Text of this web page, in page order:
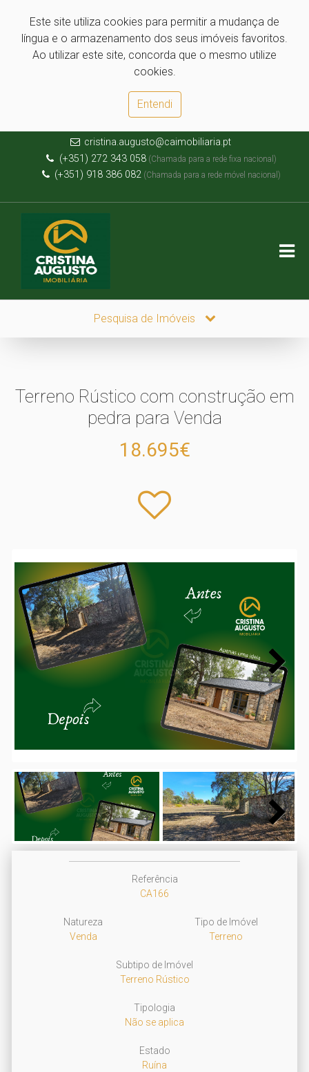
Este site utiliza cookies para permitir a mudança de
língua e o armazenamento dos seus imóveis favoritos.
Ao utilizar este site, concorda que o mesmo utilize
cookies.
Entendi
cristina.augusto@caimobiliaria.pt
(+351) 272 343 058(Chamada para a rede fixa nacional)
(+351) 918 386 082 (Chamada para a rede móvel nacional)
Pesquisa de Imóveis
Terreno Rústico com construção em
pedra para Venda
18.695€
Next
Next
Referência
CA166
Natureza
Venda
Tipo de Imóvel
Terreno
Subtipo de Imóvel
Terreno Rústico
Tipologia
Não se aplica
Estado
Ruína